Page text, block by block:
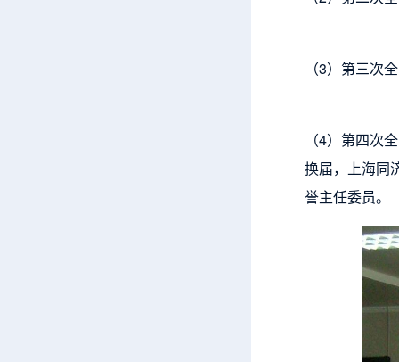
（3）第三次
（4）第四次
换届，上海同
誉主任委员。